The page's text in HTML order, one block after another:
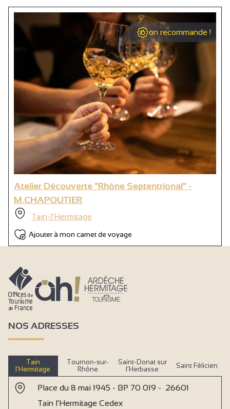
on recommande !
Atelier Découverte "Rhône Septentrional" -
M.CHAPOUTIER
Tain-l'Hermitage
Ajouter à mon carnet de voyage
NOS ADRESSES
Tain
l’Hermitage
Tournon-sur-
Rhône
Saint-Donat sur
l’Herbasse
Saint Félicien
Place du 8 mai 1945 - BP 70 019 - 26601
Tain l'Hermitage Cedex